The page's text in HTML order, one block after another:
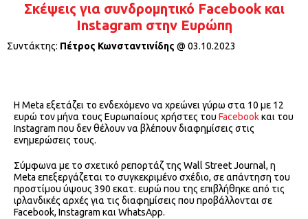
Σκέψεις για συνδρομητικό Facebook και
Instagram στην Ευρώπη
Συντάκτης: Πέτρος Κωνσταντινίδης @ 03.10.2023
Η Meta εξετάζει το ενδεχόμενο να χρεώνει γύρω στα 10 με 12
ευρώ τον μήνα τους Ευρωπαίους χρήστες του Facebookκαι του
Instagram που δεν θέλουν να βλέπουν διαφημίσεις στις
ενημερώσεις τους.
Σύμφωνα με το σχετικό ρεπορτάζ της Wall Street Journal, η
Meta επεξεργάζεται το συγκεκριμένο σχέδιο, σε απάντηση του
προστίμου ύψους 390 εκατ. ευρώ που της επιβλήθηκε από τις
ιρλανδικές αρχές για τις διαφημίσεις που προβάλλονται σε
Facebook, Instagram και WhatsApp.